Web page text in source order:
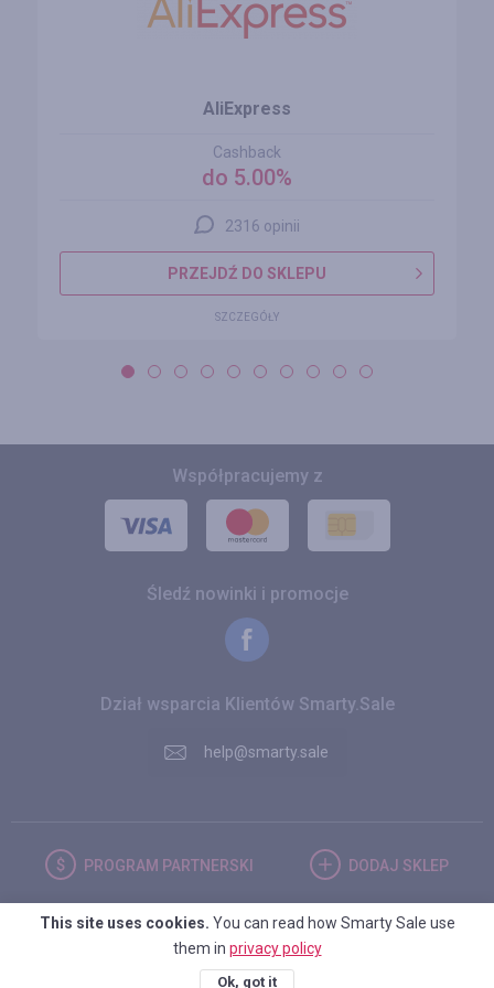
AliExpress
Cashback
do 5.00%
2316 opinii
PRZEJDŹ DO SKLEPU
SZCZEGÓŁY
Współpracujemy z
Śledź nowinki i promocje
Dział wsparcia Klientów Smarty.Sale
help@smarty.sale
PROGRAM PARTNERSKI DODAJ SKLEP
POLSKA
This site uses cookies. You can read how Smarty Sale use
them in privacy policy
Ok, got it